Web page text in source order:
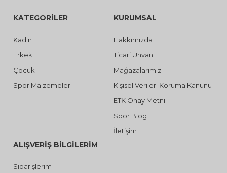
KATEGORİLER
Kadın
Erkek
Çocuk
Spor Malzemeleri
KURUMSAL
Hakkımızda
Ticari Ünvan
Mağazalarımız
Kişisel Verileri Koruma Kanunu
ETK Onay Metni
Spor Blog
İletişim
ALIŞVERİŞ BİLGİLERİM
Siparişlerim